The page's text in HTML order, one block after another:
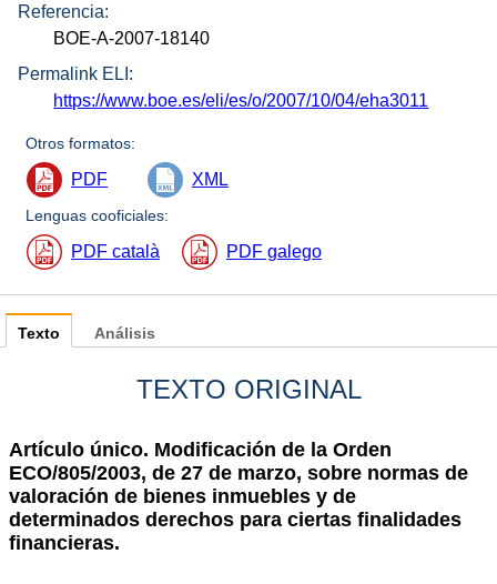
Referencia:
BOE-A-2007-18140
Permalink ELI:
https://www.boe.es/eli/es/o/2007/10/04/eha3011
Otros formatos:
PDF XML
Lenguas cooficiales:
PDF català PDF galego
Texto
TEXTO ORIGINAL
Artículo único. Modificación de la Orden
ECO/805/2003, de 27 de marzo, sobre normas de
valoración de bienes inmuebles y de
determinados derechos para ciertas finalidades
financieras.
Análisis